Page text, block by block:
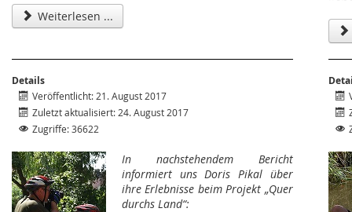
Weiterlesen ...
Details
Veröffentlicht: 21. August 2017
Zuletzt aktualisiert: 24. August 2017
Zugriffe: 36622
In nachstehendem Bericht
informiert uns Doris Pikal über
ihre Erlebnisse beim Projekt „Quer
durchs Land“: